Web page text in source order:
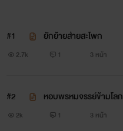
#1 ยักย้ายส่ายสะโพก
2.7k 1 3 หน้า
#2 หอบพรหมจรรย์ข้ามโลก
2k 1 3 หน้า